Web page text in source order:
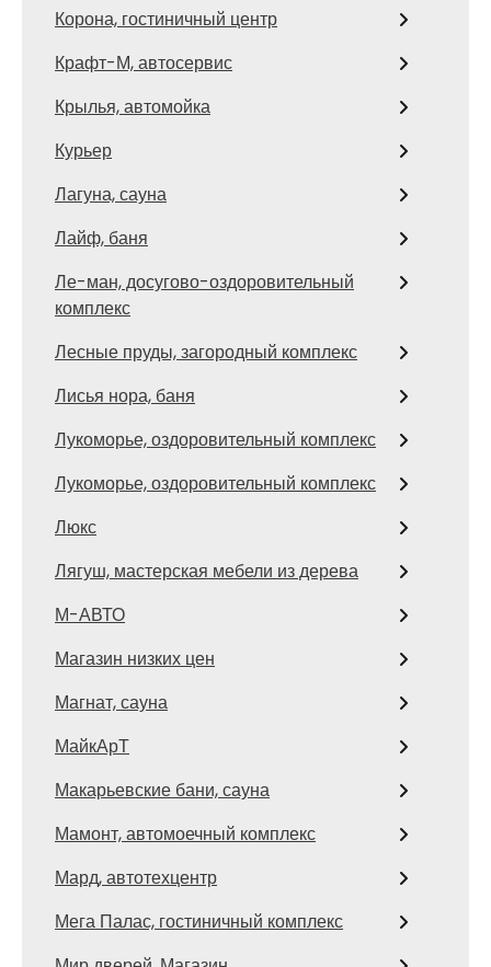
Корона, гостиничный центр
Крафт-М, автосервис
Крылья, автомойка
Курьер
Лагуна, сауна
Лайф, баня
Ле-ман, досугово-оздоровительный
комплекс
Лесные пруды, загородный комплекс
Лисья нора, баня
Лукоморье, оздоровительный комплекс
Лукоморье, оздоровительный комплекс
Люкс
Лягуш, мастерская мебели из дерева
М-АВТО
Магазин низких цен
Магнат, сауна
МайкАрТ
Макарьевские бани, сауна
Мамонт, автомоечный комплекс
Мард, автотехцентр
Мега Палас, гостиничный комплекс